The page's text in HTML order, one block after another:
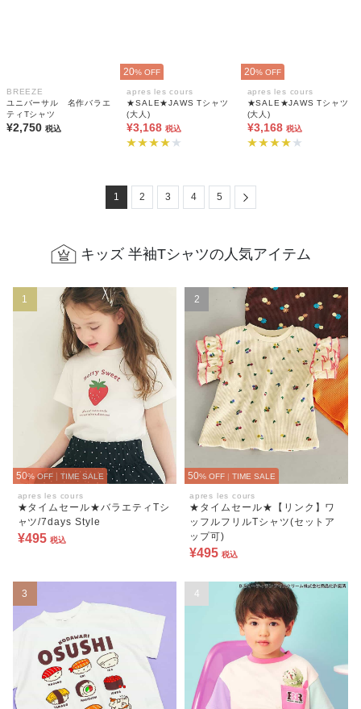
BREEZE
ユニバーサル 名作バラエ
ティTシャツ
¥2,750 税込
20% OFF
apres les cours
★SALE★JAWS Tシャツ
(大人)
¥3,168 税込
20% OFF
apres les cours
★SALE★JAWS Tシャツ
(大人)
¥3,168 税込
1 2 3 4 5 Next
キッズ 半袖Tシャツの人気アイテム
1
50% OFF | TIME SALE
apres les cours
★タイムセール★バラエティTシ
ャツ/7days Style
¥495 税込
2
50% OFF | TIME SALE
apres les cours
★タイムセール★【リンク】ワ
ッフルフリルTシャツ(セットア
ップ可)
¥495 税込
3 4